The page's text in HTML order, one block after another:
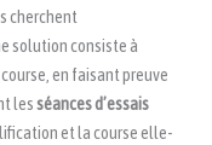
cherchent
solution consiste à
en faisant preuve
lesséances d’essais
et la course elle-